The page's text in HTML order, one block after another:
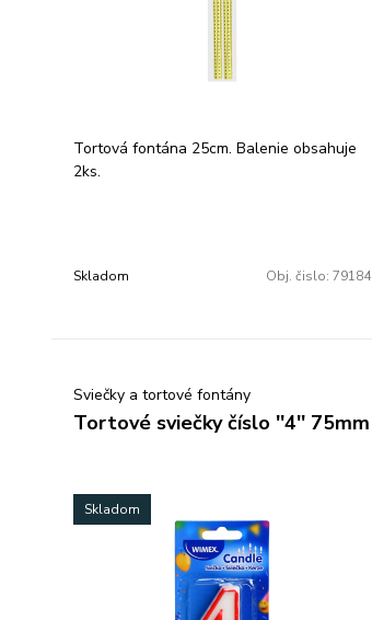
Tortová fontána 25cm. Balenie obsahuje
2ks.
Skladom Obj. čislo: 79184
Sviečky a tortové fontány
Tortové sviečky číslo ''4'' 75mm
Skladom